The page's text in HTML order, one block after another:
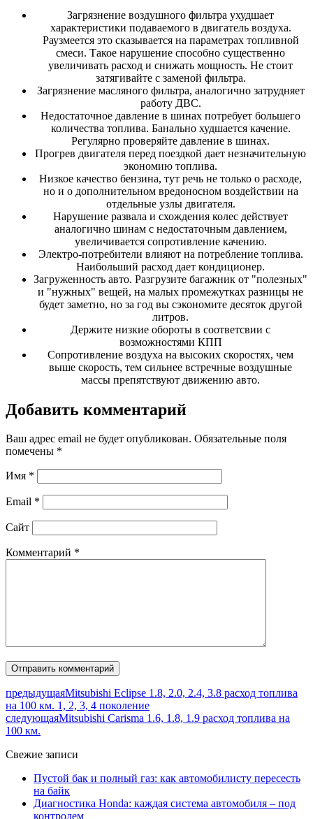
Загрязнение воздушного фильтра ухудшает
характеристики подаваемого в двигатель воздуха.
Раузмеется это сказывается на параметрах топливной
смеси. Такое нарушение способно существенно
увеличивать расход и снижать мощность. Не стоит
затягивайте с заменой фильтра.
Загрязнение масляного фильтра, аналогично затрудняет
работу ДВС.
Недостаточное давление в шинах потребует большего
количества топлива. Банально худшается качение.
Регулярно проверяйте давление в шинах.
Прогрев двигателя перед поездкой дает незначительную
экономию топлива.
Низкое качество бензина, тут речь не только о расходе,
но и о дополнительном вредоносном воздействии на
отдельные узлы двигателя.
Нарушение развала и схождения колес действует
аналогично шинам с недостаточным давлением,
увеличивается сопротивление качению.
Электро-потребители влияют на потребление топлива.
Наибольший расход дает кондиционер.
Загруженность авто. Разгрузите багажник от "полезных"
и "нужных" вещей, на малых промежутках разницы не
будет заметно, но за год вы сэкономите десяток другой
литров.
Держите низкие обороты в соответсвии с
возможностями КПП
Сопротивление воздуха на высоких скоростях, чем
выше скорость, тем сильнее встречные воздушные
массы препятствуют движению авто.
Добавить комментарий
Ваш адрес email не будет опубликован. Обязательные поля
помечены *
Имя *
Email *
Сайт
Комментарий *
предыдущаяMitsubishi Eclipse 1.8, 2.0, 2.4, 3.8 расход топлива
на 100 км. 1, 2, 3, 4 поколение
следующаяMitsubishi Carisma 1.6, 1.8, 1.9 расход топлива на
100 км.
Свежие записи
Пустой бак и полный газ: как автомобилисту пересесть
на байк
Диагностика Honda: каждая система автомобиля – под
контролем